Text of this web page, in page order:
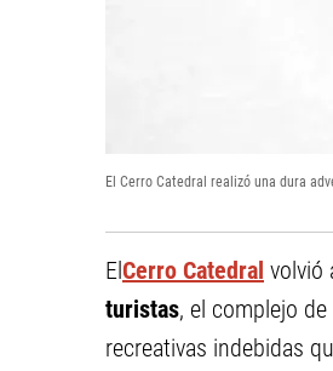
El Cerro Catedral realizó una dura
ElCerro Catedral volvió
turistas, el complejo
recreativas indebidas